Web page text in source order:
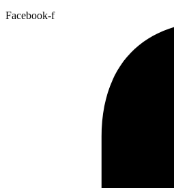
Facebook-f